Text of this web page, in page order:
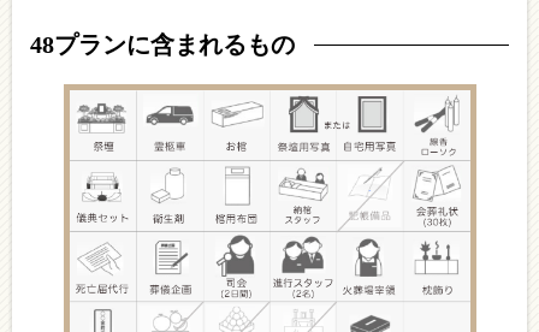
48プランに含まれるもの